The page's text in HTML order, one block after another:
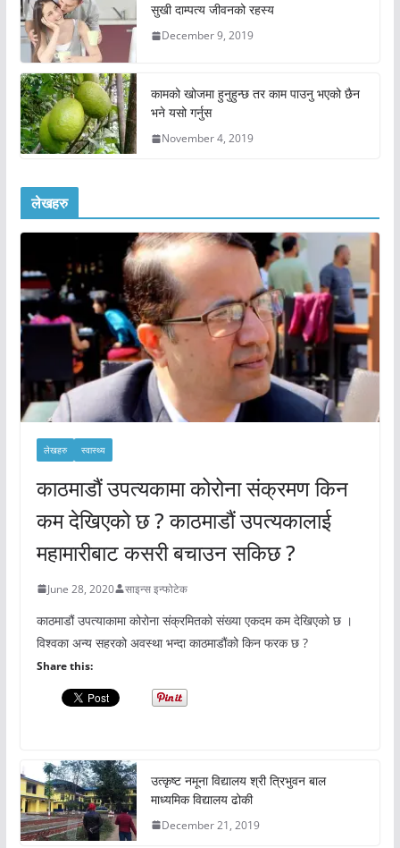
सुखी दाम्पत्य जीवनको रहस्य
December 9, 2019
कामको खोजमा हुनुहुन्छ तर काम पाउनु भएको छैन
भने यसो गर्नुस
November 4, 2019
लेखहरु
लेखहरु स्वास्थ्य
काठमाडौं उपत्यकामा कोरोना संक्रमण किन
कम देखिएको छ ? काठमाडौं उपत्यकालाई
महामारीबाट कसरी बचाउन सकिछ ?
June 28, 2020 साइन्स इन्फोटेक
काठमाडौं उपत्याकामा कोरोना संक्रमितको संख्या एकदम कम देखिएको छ ।
विश्वका अन्य सहरको अवस्था भन्दा काठमाडौंको किन फरक छ ?
Share this:
उत्कृष्ट नमूना विद्यालय श्री त्रिभुवन बाल
माध्यमिक विद्यालय ढोकी
December 21, 2019